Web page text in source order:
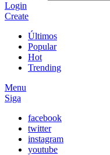
Login
Create
Últimos
Popular
Hot
Trending
Menu
Siga
facebook
twitter
instagram
youtube